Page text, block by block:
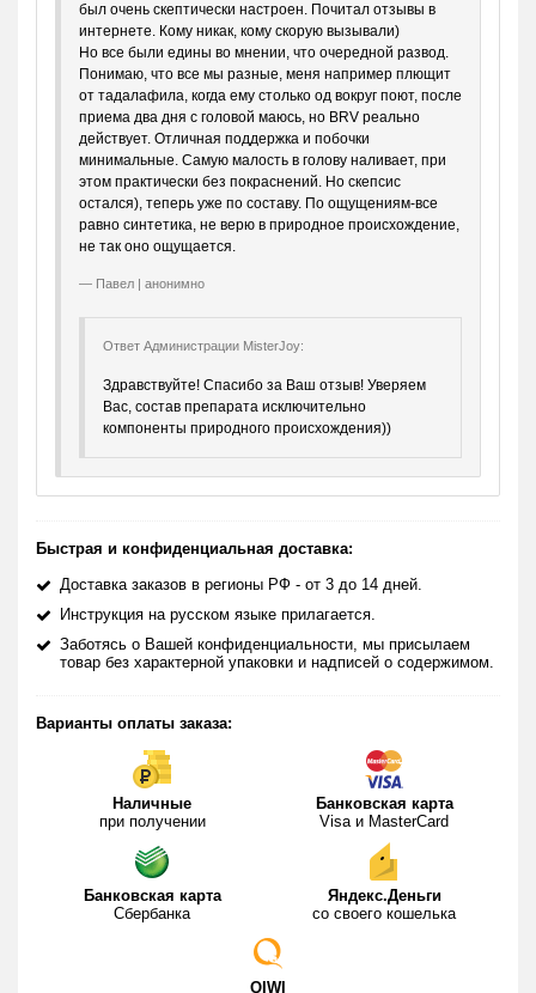
пенис осла;
лоза винограда;
багряный циноморий;
дереза;
женьшень;
китайский дудник;
морской конек;
корневище циботиума.
Показания к применению
Эффективное действие Виагры «Босс Роял» направлено на
Эректильная дисфункция, которая спровоцирована
факторами утраты сексуального здоровья.
Первые признаки таких мужских болезней, как шумы в
ушах, частые позывы в туалет, чувство ломоты в суставах.
Импотенция.
Обратите внимание!
Препарат «Босс Роял» может использоваться как
профилактическое средство от возникновения
заболеваний, связанных с сексуальной функцией, а также
способствует увеличению полового органа мужчины.
Виагра «Boss Royal» используется мужчинами для
единоразового полового акта и для профилактики, способ
применения в обоих случаях выглядит следующим образом:
Для секса.
Полтаблетки за 15-20 минут до полового акта. Превысить
дозу до целой таблетки рекомендуется только тогда, когда
мужчина по ощущениям определил дозировку, учитывая
реакцию своего организма. Время действия около 4 часов.
Не более 3 таблеток за 30 дней. Желательно
распределить приём на равномерные сроки.
был очень скептически настроен. Почитал отзывы в
интернете. Кому никак, кому скорую вызывали)
Но все были едины во мнении, что очередной развод.
Понимаю, что все мы разные, меня например плющит
от тадалафила, когда ему столько од вокруг поют, после
приема два дня с головой маюсь, но BRV реально
действует. Отличная поддержка и побочки
минимальные. Самую малость в голову наливает, при
этом практически без покраснений. Но скепсис
остался), теперь уже по составу. По ощущениям-все
равно синтетика, не верю в природное происхождение,
не так оно ощущается.
Павел | анонимно
Ответ Администрации MisterJoy:
Здравствуйте! Спасибо за Ваш отзыв! Уверяем
Вас, состав препарата исключительно
компоненты природного происхождения))
Быстрая и конфиденциальная доставка:
Доставка заказов в регионы РФ - от 3 до 14 дней.
Инструкция на русском языке прилагается.
Заботясь о Вашей конфиденциальности, мы присылаем
товар без характерной упаковки и надписей о содержимом.
Варианты оплаты заказа:
Наличные
при получении
Банковская карта
Visa и MasterCard
Банковская карта
Сбербанка
Яндекс.Деньги
со своего кошелька
QIWI